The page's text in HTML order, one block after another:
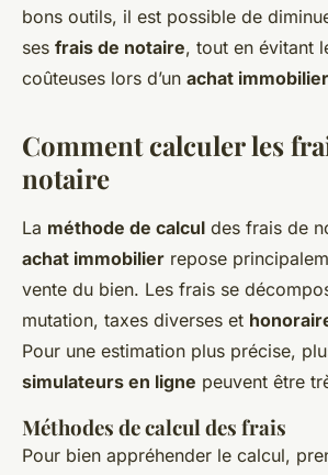
bons outils, il est possible de
ses frais de notaire, tout en évitant
coûteuses lors d’un achat immobilier
Comment calculer les
notaire
La méthode de calcul des frais de
achat immobilier repose
vente du bien. Les frais se
mutation, taxes diverses et
Pour une estimation plus précise,
simulateurs en ligne peuvent être
Méthodes de calcul des frais
Pour bien appréhender le calcul,